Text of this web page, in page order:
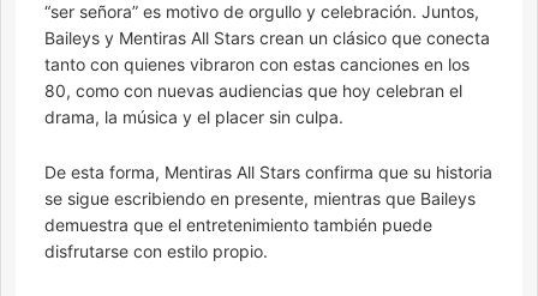
“ser señora” es motivo de orgullo y celebración. Juntos,
Baileys y Mentiras All Stars crean un clásico que conecta
tanto con quienes vibraron con estas canciones en los
80, como con nuevas audiencias que hoy celebran el
drama, la música y el placer sin culpa.
De esta forma, Mentiras All Stars confirma que su historia
se sigue escribiendo en presente, mientras que Baileys
demuestra que el entretenimiento también puede
disfrutarse con estilo propio.